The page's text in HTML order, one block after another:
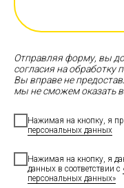
Отправляя форму, вы
согласия на обработку
Вы вправе не
мы не сможем оказать
Нажимая на кнопку, я
персональных данных
Нажимая на кнопку, я
данных в соответствии с
персональных данных»